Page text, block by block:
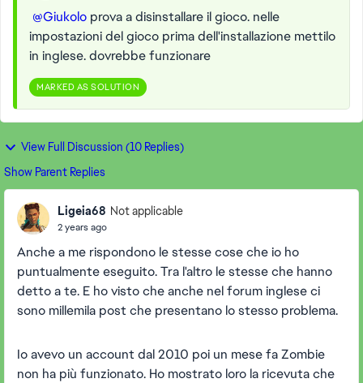
@Giukolo prova a disinstallare il gioco. nelle
impostazioni del gioco prima dell'installazione mettilo
in inglese. dovrebbe funzionare
MARKED AS SOLUTION
View Full Discussion (10 Replies)
Show Parent Replies
Ligeia68 Not applicable
2 years ago
Anche a me rispondono le stesse cose che io ho
puntualmente eseguito. Tra l'altro le stesse che hanno
detto a te. E ho visto che anche nel forum inglese ci
sono millemila post che presentano lo stesso problema.
Io avevo un account dal 2010 poi un mese fa Zombie
non ha più funzionato. Ho mostrato loro la ricevuta che